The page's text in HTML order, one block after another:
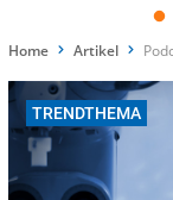
Home Artikel
TRENDTHEMA